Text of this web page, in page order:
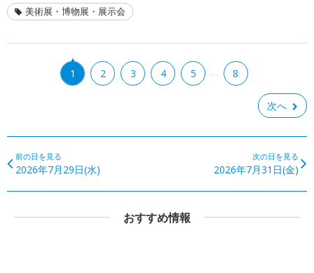
美術展・博物展・展示会
1 2 3 4 5 … 8
次へ
前の日を見る
2026年7月29日(水)
次の日を見る
2026年7月31日(金)
おすすめ情報